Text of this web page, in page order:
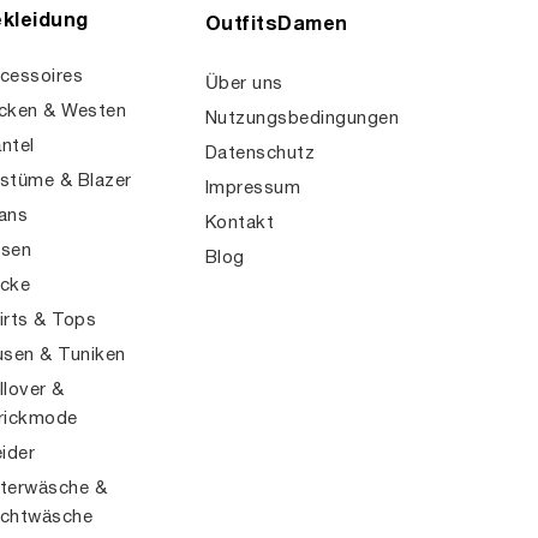
& Westen
& Blazer
& Tops
& Tuniken
&
&
OutfitsDamen
Über uns
Nutzungsbedingungen
Datenschutz
Impressum
Kontakt
Blog